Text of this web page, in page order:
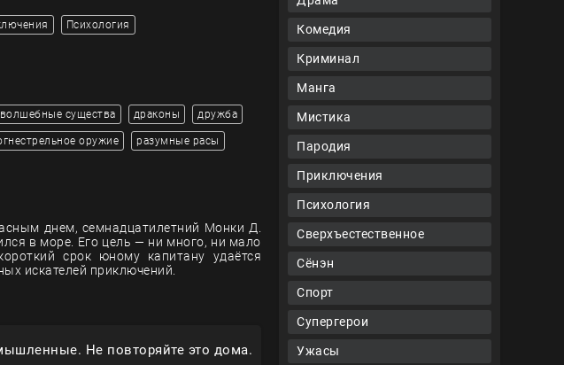
Комедия
Криминал
Манга
Мистика
Пародия
Приключения
Психология
Сверхъестественное
Сёнэн
Спорт
Супергерои
Ужасы
Психология
волшебные существа драконы дружба
оружие разумные расы
днем, семнадцатилетний Монки Д.
в море. Его цель — ни много, ни мало
срок юному капитану удаётся
искателей приключений.
Не повторяйте это дома.